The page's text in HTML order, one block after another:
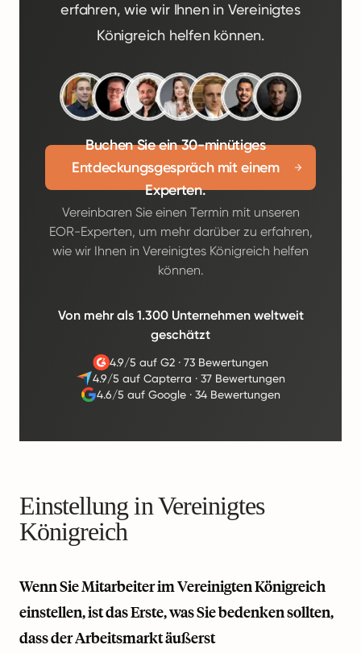
erfahren, wie wir Ihnen in Vereinigtes
Königreich helfen können.
Buchen Sie ein 30-minütiges
Entdeckungsgespräch mit einem
Experten.
Vereinbaren Sie einen Termin mit unseren
EOR-Experten, um mehr darüber zu erfahren,
wie wir Ihnen in Vereinigtes Königreich helfen
können.
Von mehr als 1.300 Unternehmen weltweit
geschätzt
4.9/5 auf G2· 73 Bewertungen
4.9/5 auf Capterra · 37 Bewertungen
4.6/5 auf Google ·34 Bewertungen
Einstellung in Vereinigtes
Königreich
Wenn Sie Mitarbeiter im Vereinigten Königreich
einstellen, ist das Erste, was Sie bedenken sollten,
dass der Arbeitsmarkt äußerst